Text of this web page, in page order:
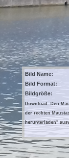
Bild Name:
Bild Format:
Bildgröße:
Download: Den
der rechten
herunterladen"